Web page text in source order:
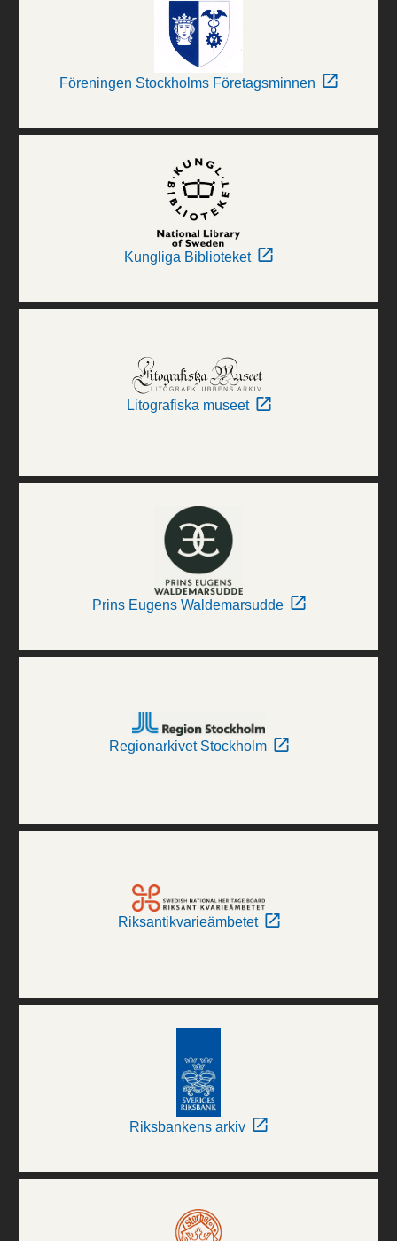
Föreningen Stockholms Företagsminnen
Kungliga Biblioteket
Litografiska museet
Prins Eugens Waldemarsudde
Regionarkivet Stockholm
Riksantikvarieämbetet
Riksbankens arkiv